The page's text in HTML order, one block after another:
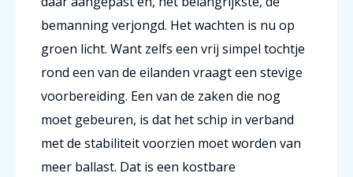
bemanning verjongd. Het wachten is nu op
groen licht. Want zelfs een vrij simpel tochtje
rond een van de eilanden vraagt een stevige
voorbereiding. Een van de zaken die nog
moet gebeuren, is dat het schip in verband
met de stabiliteit voorzien moet worden van
meer ballast. Dat is een kostbare